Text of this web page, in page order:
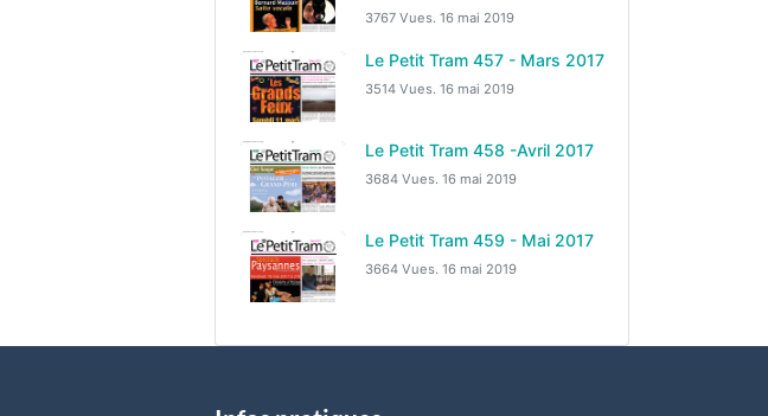
3767 Vues. 16 mai 2019
Le Petit Tram 457 - Mars 2017
3514 Vues. 16 mai 2019
Le Petit Tram 458 -Avril 2017
3684 Vues. 16 mai 2019
Le Petit Tram 459 - Mai 2017
3664 Vues. 16 mai 2019